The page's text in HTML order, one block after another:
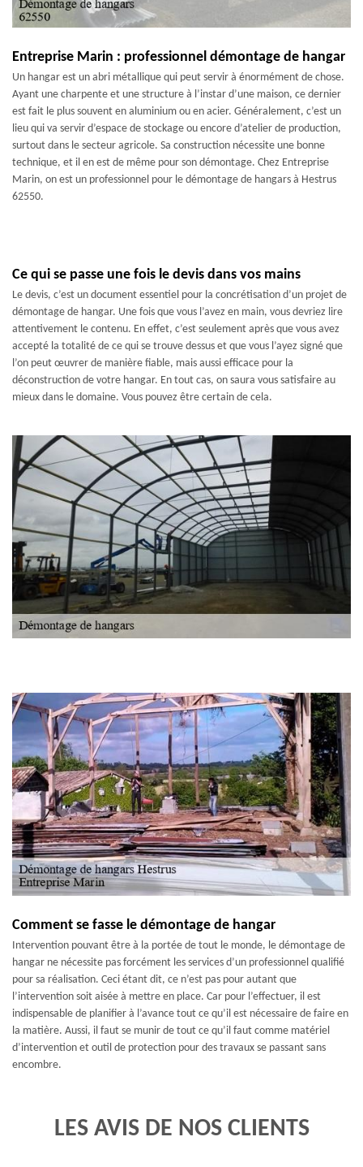
Entreprise Marin : professionnel démontage de hangar
Un hangar est un abri métallique qui peut servir à énormément de chose.
Ayant une charpente et une structure à l’instar d’une maison, ce dernier
est fait le plus souvent en aluminium ou en acier. Généralement, c’est un
lieu qui va servir d’espace de stockage ou encore d’atelier de production,
surtout dans le secteur agricole. Sa construction nécessite une bonne
technique, et il en est de même pour son démontage. Chez Entreprise
Marin, on est un professionnel pour le démontage de hangars à Hestrus
62550.
Ce qui se passe une fois le devis dans vos mains
Le devis, c’est un document essentiel pour la concrétisation d’un projet de
démontage de hangar. Une fois que vous l’avez en main, vous devriez lire
attentivement le contenu. En effet, c’est seulement après que vous avez
accepté la totalité de ce qui se trouve dessus et que vous l’ayez signé que
l’on peut œuvrer de manière fiable, mais aussi efficace pour la
déconstruction de votre hangar. En tout cas, on saura vous satisfaire au
mieux dans le domaine. Vous pouvez être certain de cela.
Comment se fasse le démontage de hangar
Intervention pouvant être à la portée de tout le monde, le démontage de
hangar ne nécessite pas forcément les services d’un professionnel qualifié
pour sa réalisation. Ceci étant dit, ce n’est pas pour autant que
l’intervention soit aisée à mettre en place. Car pour l’effectuer, il est
indispensable de planifier à l’avance tout ce qu’il est nécessaire de faire en
la matière. Aussi, il faut se munir de tout ce qu’il faut comme matériel
d’intervention et outil de protection pour des travaux se passant sans
encombre.
LES AVIS DE NOS CLIENTS